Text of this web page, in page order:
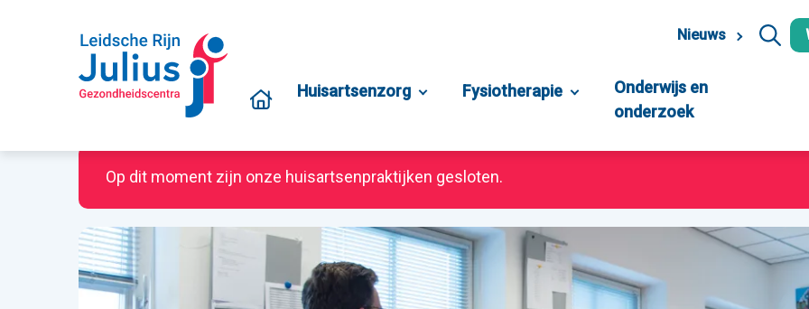
Nieuws
Huisartsenzorg Fysiotherapie
Onderwijs en
onderzoek
Op dit moment zijn onze huisartsenpraktijken gesloten.